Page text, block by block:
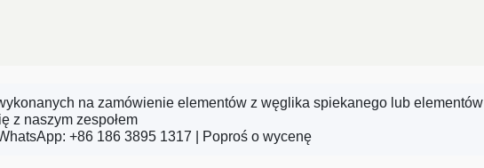
na zamówienie elementów z węglika spiekanego lub elementów
z naszym zespołem
+86 186 3895 1317 | Poproś o wycenę